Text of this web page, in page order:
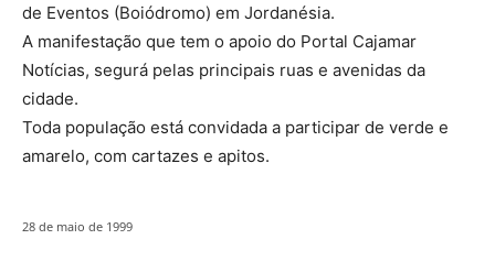
de Eventos (Boiódromo) em Jordanésia.
A manifestação que tem o apoio do Portal Cajamar
Notícias, segurá pelas principais ruas e avenidas da
cidade.
Toda população está convidada a participar de verde e
amarelo, com cartazes e apitos.
28 de maio de 1999